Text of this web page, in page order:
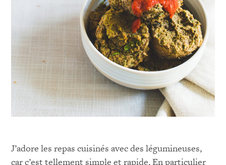
J’adore les repas cuisinés avec des légumineuses,
car c’est tellement simple et rapide. En particulier